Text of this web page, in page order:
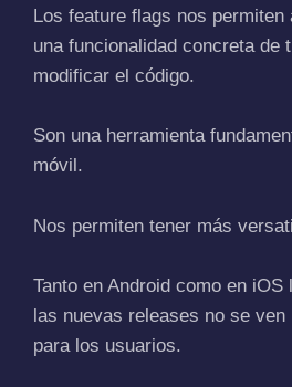
Los feature flags nos
una funcionalidad concreta de
modificar el código.
Son una herramienta
móvil.
Nos permiten tener más
Tanto en Android como en
las nuevas releases no se
para los usuarios.